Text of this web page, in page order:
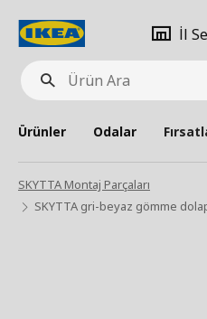
Ürün
Ara
İl
Ürünler Odalar
SKYTTA Montaj Parçaları
SKYTTA gri-beyaz gömme